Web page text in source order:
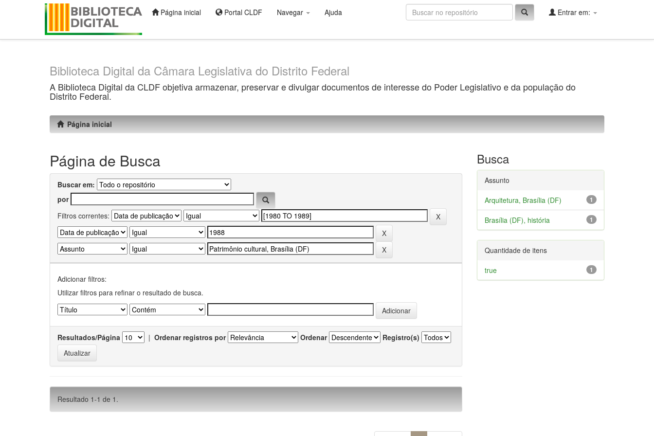
Página inicial Portal CLDF Navegar Ajuda Entrar em:
Biblioteca Digital da Câmara Legislativa do Distrito Federal
A Biblioteca Digital da CLDF objetiva armazenar, preservar e divulgar documentos de interesse do Poder Legislativo e da população do
Distrito Federal.
Página inicial
Página de Busca
Buscar em:
por
Filtros correntes:
Adicionar filtros:
Utilizar filtros para refinar o resultado de busca.
Resultados/Página | Ordenar registros por Ordenar Registro(s)
Resultado 1-1 de 1.
Busca
Assunto
1
Arquitetura, Brasília (DF)
1
Brasília (DF), história
Quantidade de itens
1
true